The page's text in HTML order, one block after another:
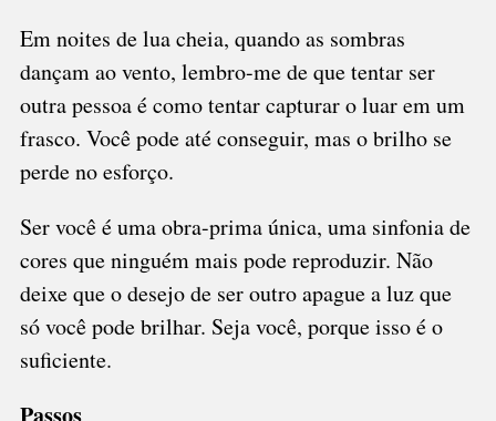
Em noites de lua cheia, quando as sombras
dançam ao vento, lembro-me de que tentar ser
outra pessoa é como tentar capturar o luar em um
frasco. Você pode até conseguir, mas o brilho se
perde no esforço.
Ser você é uma obra-prima única, uma sinfonia de
cores que ninguém mais pode reproduzir. Não
deixe que o desejo de ser outro apague a luz que
só você pode brilhar. Seja você, porque isso é o
suficiente.